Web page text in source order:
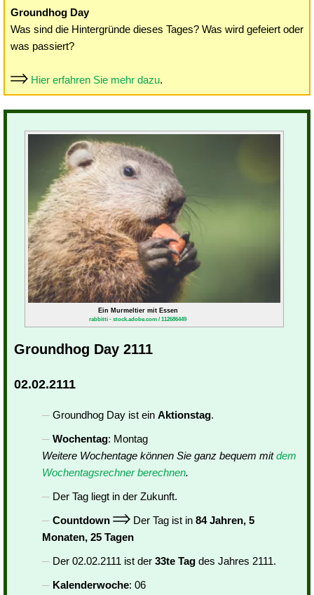
Groundhog Day
Was sind die Hintergründe dieses Tages? Was wird gefeiert oder
was passiert?
Hier erfahren Sie mehr dazu.
Ein Murmeltier mit Essen
rabbitti - stock.adobe.com / 112686449
Groundhog Day 2111
02.02.2111
Groundhog Day ist ein Aktionstag.
Wochentag: Montag
Weitere Wochentage können Sie ganz bequem mitdem
Wochentagsrechner berechnen.
Der Tag liegt in der Zukunft.
Countdown
Der Tag ist in 84 Jahren, 5
Monaten, 25 Tagen
Der 02.02.2111 ist der 33te Tag des Jahres 2111.
Kalenderwoche: 06